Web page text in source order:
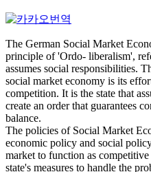
The German Social Market
principle of 'Ordo- liberalism',
assumes social responsibilities.
social market economy is its
competition. It is the state that
create an order that guarantees
balance.
The policies of Social Market
economic policy and social
market to function as
state's measures to handle the